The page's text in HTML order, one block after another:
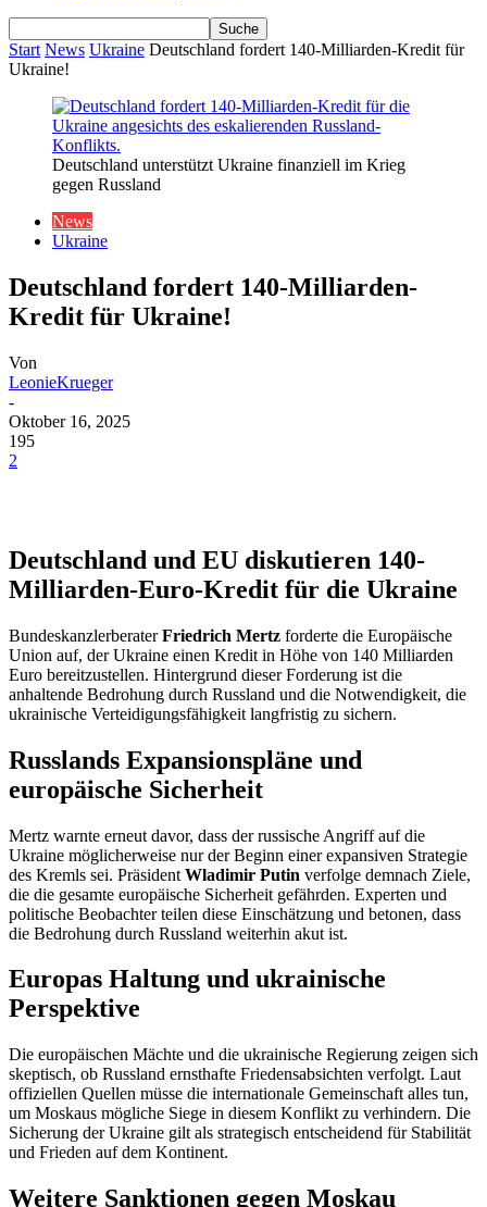
Start News Ukraine Deutschland fordert 140-Milliarden-Kredit für
Ukraine!
Deutschland unterstützt Ukraine finanziell im Krieg
gegen Russland
News
Ukraine
Deutschland fordert 140-Milliarden-
Kredit für Ukraine!
Von
LeonieKrueger
-
Oktober 16, 2025
195
2
Deutschland und EU diskutieren 140-
Milliarden-Euro-Kredit für die Ukraine
BundeskanzlerberaterFriedrich Mertz forderte die Europäische
Union auf, der Ukraine einen Kredit in Höhe von 140 Milliarden
Euro bereitzustellen. Hintergrund dieser Forderung ist die
anhaltende Bedrohung durch Russland und die Notwendigkeit, die
ukrainische Verteidigungsfähigkeit langfristig zu sichern.
Russlands Expansionspläne und
europäische Sicherheit
Mertz warnte erneut davor, dass der russische Angriff auf die
Ukraine möglicherweise nur der Beginn einer expansiven Strategie
des Kremls sei. Präsident Wladimir Putin verfolge demnach Ziele,
die die gesamte europäische Sicherheit gefährden. Experten und
politische Beobachter teilen diese Einschätzung und betonen, dass
die Bedrohung durch Russland weiterhin akut ist.
Europas Haltung und ukrainische
Perspektive
Die europäischen Mächte und die ukrainische Regierung zeigen sich
skeptisch, ob Russland ernsthafte Friedensabsichten verfolgt. Laut
offiziellen Quellen müsse die internationale Gemeinschaft alles tun,
um Moskaus mögliche Siege in diesem Konflikt zu verhindern. Die
Sicherung der Ukraine gilt als strategisch entscheidend für Stabilität
und Frieden auf dem Kontinent.
Weitere Sanktionen gegen Moskau